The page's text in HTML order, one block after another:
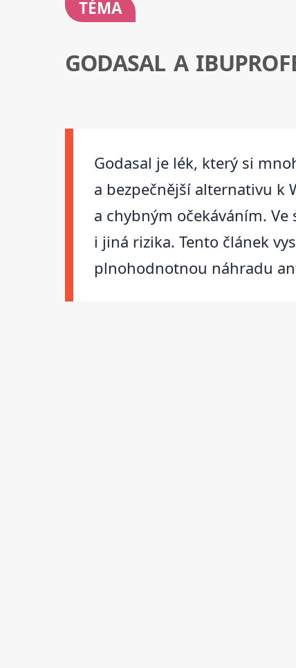
TÉMA
GODASAL A
Godasal je lék, který si
a bezpečnější alternativu k
a chybným očekáváním.
i jiná rizika. Tento článek
plnohodnotnou náhradu